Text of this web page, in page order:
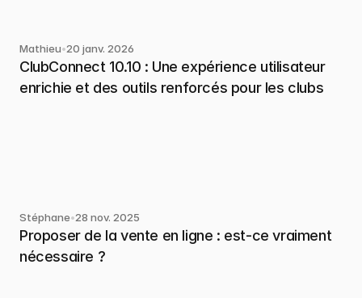
Mathieu•20 janv. 2026
ClubConnect 10.10 : Une expérience utilisateur
enrichie et des outils renforcés pour les clubs
Stéphane•28 nov. 2025
Proposer de la vente en ligne : est-ce vraiment
nécessaire ?